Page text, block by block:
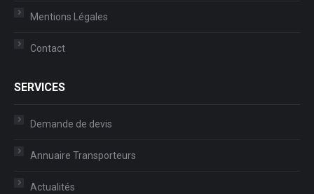
Mentions Légales
Contact
SERVICES
Demande de devis
Annuaire Transporteurs
Actualités